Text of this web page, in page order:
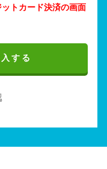
トカード決済の画面
する